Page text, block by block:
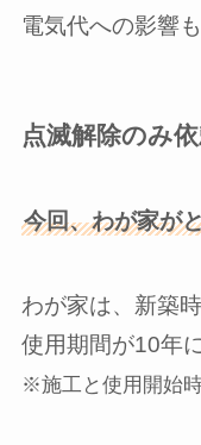
電気代への影響
点滅解除のみ
今回、わが家が
わが家は、新築
使用期間が10年
※施工と使用開始